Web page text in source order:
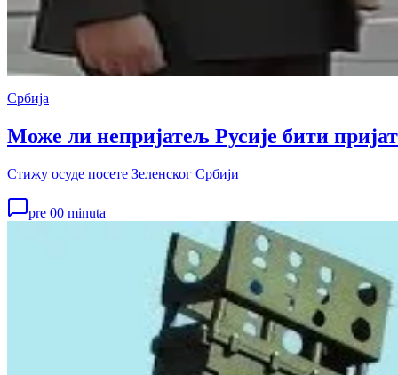
Србија
Може ли непријатељ Русије бити
Стижу осуде посете Зеленског Србији
pre 00 minuta